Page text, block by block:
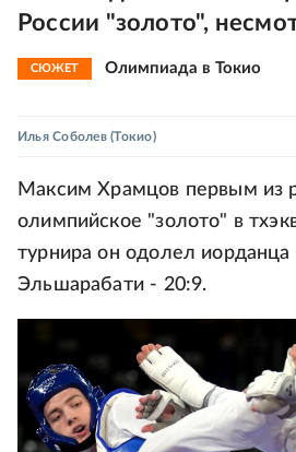
России "золото",
СЮЖЕТ Олимпиада в Токио
Илья Соболев(Токио)
Максим Храмцов первым из
олимпийское "золото" в
турнира он одолел иорданца
Эльшарабати - 20:9.